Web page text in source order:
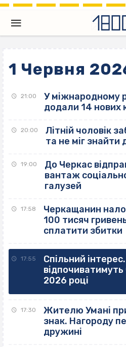
1 Червня
21:00
У міжнародному
додали 14 нових
20:00
Літній чоловік
та не міг знайти
19:00
До Черкас
вантаж
галузей
17:58
Черкащанин
100 тисяч
сплатити збитки
17:55
Спільний інтерес.
відпочиватимуть
2026 році
17:30
Жителю Умані
знак. Нагороду
дружині